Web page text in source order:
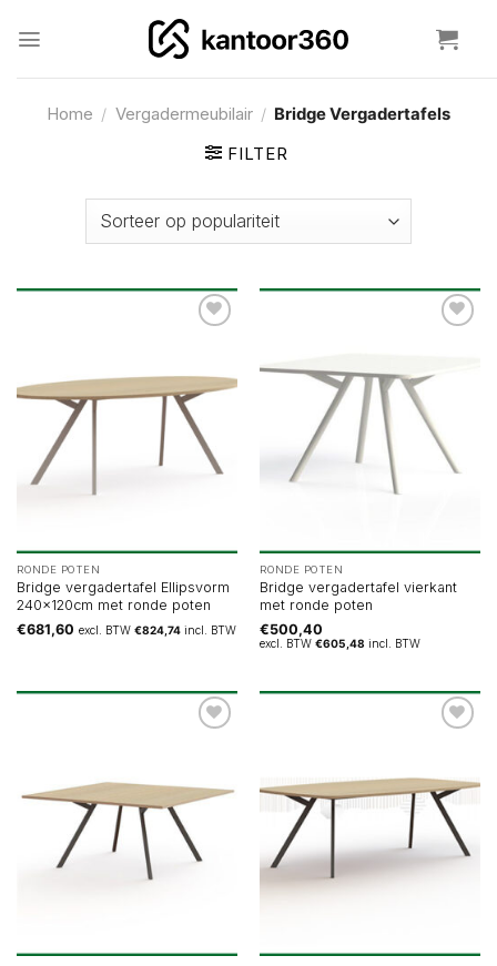
naar
inhoud
Home / Vergadermeubilair / Bridge Vergadertafels
FILTER
RONDE POTEN
Bridge vergadertafel Ellipsvorm
240x120cm met ronde poten
€681,60 excl. BTW €824,74incl. BTW
RONDE POTEN
Bridge vergadertafel vierkant
met ronde poten
€500,40
excl. BTW €605,48 incl. BTW